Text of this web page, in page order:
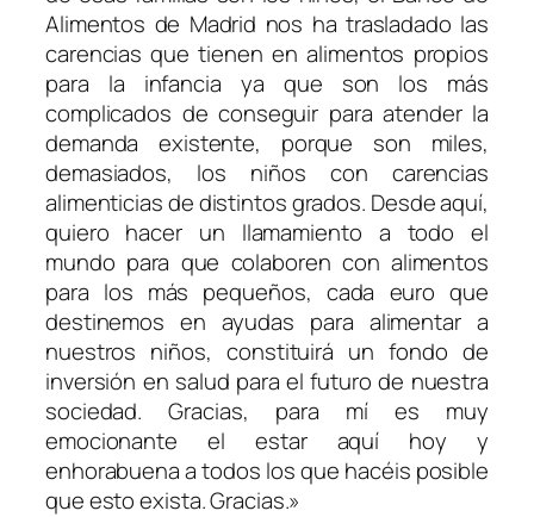
Alimentos de Madrid nos ha trasladado las
carencias que tienen en alimentos propios
para la infancia ya que son los más
complicados de conseguir para atender la
demanda existente, porque son miles,
demasiados, los niños con carencias
alimenticias de distintos grados. Desde aquí,
quiero hacer un llamamiento a todo el
mundo para que colaboren con alimentos
para los más pequeños, cada euro que
destinemos en ayudas para alimentar a
nuestros niños, constituirá un fondo de
inversión en salud para el futuro de nuestra
sociedad. Gracias, para mí es muy
emocionante el estar aquí hoy y
enhorabuena a todos los que hacéis posible
que esto exista. Gracias.»